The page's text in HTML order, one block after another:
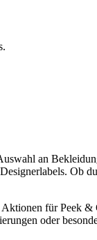
an
Ob
für Peek
oder